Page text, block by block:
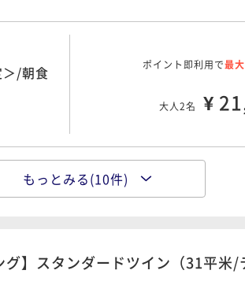
＞/朝食
ポイント即利用で最
大人2名 ¥
事前決
もっとみる(10件)
グ】スタンダードツイン（31平